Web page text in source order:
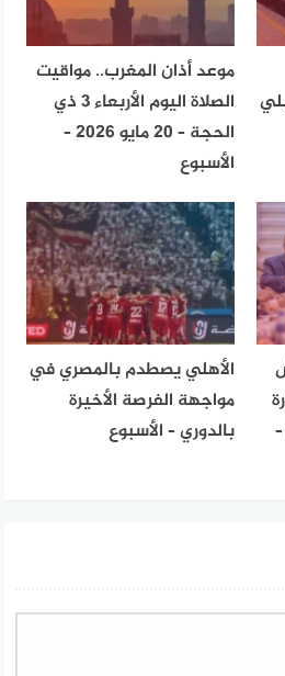
2026 «قبلي
موعد أذان المغرب.. مواقيت
الصلاة اليوم الأربعاء 3 ذي
الحجة – 20 مايو 2026 –
الأسبوع
الأهلي يصطدم بالمصري في
مواجهة الفرصة الأخيرة
بالدوري – الأسبوع